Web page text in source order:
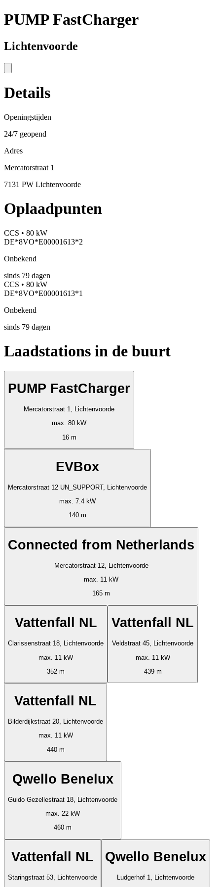
PUMP FastCharger
Lichtenvoorde
Details
Openingstijden
24/7 geopend
Adres
Mercatorstraat 1
7131 PW Lichtenvoorde
Oplaadpunten
CCS • 80 kW
DE*8VO*E00001613*2
Onbekend
sinds 79 dagen
CCS • 80 kW
DE*8VO*E00001613*1
Onbekend
sinds 79 dagen
Laadstations in de buurt
PUMP FastCharger
Mercatorstraat 1, Lichtenvoorde
max. 80 kW
16 m
EVBox
Mercatorstraat 12 UN_SUPPORT, Lichtenvoorde
max. 7.4 kW
140 m
Connected from Netherlands
Mercatorstraat 12, Lichtenvoorde
max. 11 kW
165 m
Vattenfall NL
Clarissenstraat 18, Lichtenvoorde
max. 11 kW
352 m
Vattenfall NL
Veldstraat 45, Lichtenvoorde
max. 11 kW
439 m
Vattenfall NL
Bilderdijkstraat 20, Lichtenvoorde
max. 11 kW
440 m
Qwello Benelux
Guido Gezellestraat 18, Lichtenvoorde
max. 22 kW
460 m
Vattenfall NL
Staringstraat 53, Lichtenvoorde
Qwello Benelux
Ludgerhof 1, Lichtenvoorde